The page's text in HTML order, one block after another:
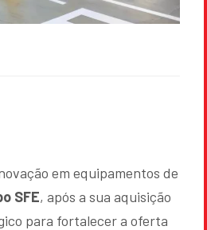
em equipamentos de
SFE, após a sua aquisição
para fortalecer a oferta